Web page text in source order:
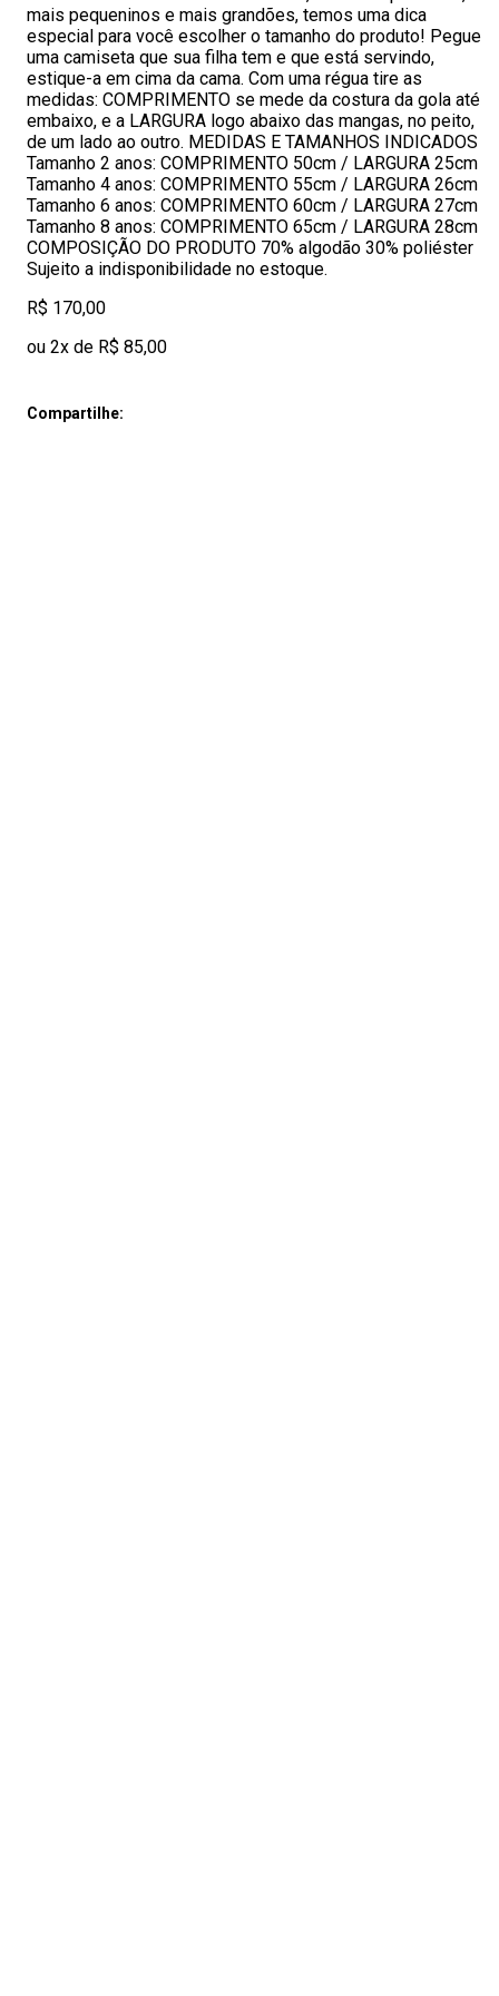
mais pequeninos e mais grandões, temos uma dica
especial para você escolher o tamanho do produto! Pegue
uma camiseta que sua filha tem e que está servindo,
estique-a em cima da cama. Com uma régua tire as
medidas: COMPRIMENTO se mede da costura da gola até
embaixo, e a LARGURA logo abaixo das mangas, no peito,
de um lado ao outro. MEDIDAS E TAMANHOS INDICADOS
Tamanho 2 anos: COMPRIMENTO 50cm / LARGURA 25cm
Tamanho 4 anos: COMPRIMENTO 55cm / LARGURA 26cm
Tamanho 6 anos: COMPRIMENTO 60cm / LARGURA 27cm
Tamanho 8 anos: COMPRIMENTO 65cm / LARGURA 28cm
COMPOSIÇÃO DO PRODUTO 70% algodão 30% poliéster
Sujeito a indisponibilidade no estoque.
R$ 170,00
ou 2x de R$ 85,00
Compartilhe: